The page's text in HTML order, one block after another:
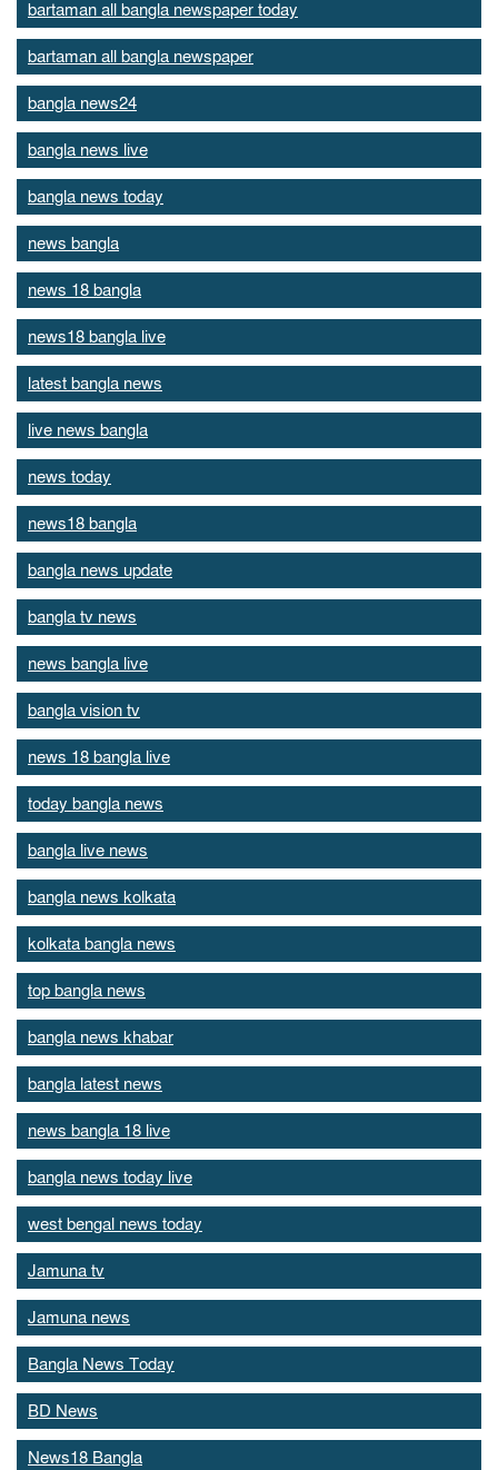
bartaman all bangla newspaper today
bartaman all bangla newspaper
bangla news24
bangla news live
bangla news today
news bangla
news 18 bangla
news18 bangla live
latest bangla news
live news bangla
news today
news18 bangla
bangla news update
bangla tv news
news bangla live
bangla vision tv
news 18 bangla live
today bangla news
bangla live news
bangla news kolkata
kolkata bangla news
top bangla news
bangla news khabar
bangla latest news
news bangla 18 live
bangla news today live
west bengal news today
Jamuna tv
Jamuna news
Bangla News Today
BD News
News18 Bangla